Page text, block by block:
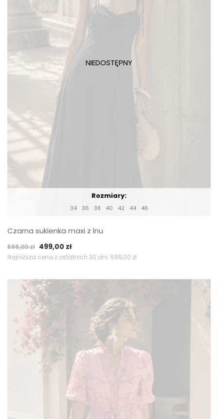
Rozmiary:
34 36 38 40 42 44 46
Czarna sukienka maxi z lnu
599,00zł Pierwotna
cena
599,00 zł.
499,00 złAktualna
cena
499,00 zł.
Najniższa cena z ostatnich 30 dni: 599,00 zł